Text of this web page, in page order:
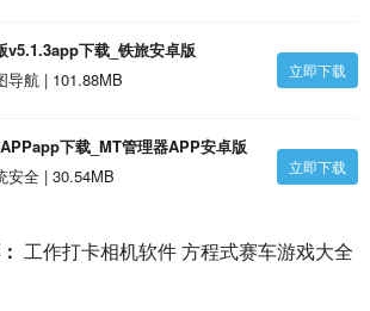
v5.1.3app下载_铁旅安卓版
安卓版
导航 | 101.88MB 立即下载
下载_MT管理器APP安卓版
安全 | 30.54MB
立即下载
工作打卡相机软件方程式赛车游戏大全